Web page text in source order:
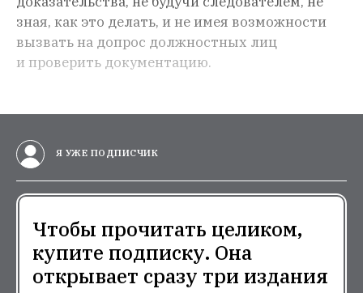
зная, как это делать, и не имея возможности
вызвать на допрос должностных лиц
и проверить документацию.
Я УЖЕ ПОДПИСЧИК
Чтобы прочитать целиком,
купите подписку. Она
открывает сразу три издания